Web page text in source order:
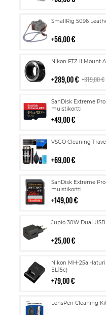
SmallRig 5096
56,00 €
Lisää
Nikon FTZ II Mount
289,00 € 319,00 €
Lisää
SanDisk Extreme
muistikortti
49,00 €
Lisää
ostoskoriin
VSGO Cleaning
69,00 €
Lisää
SanDisk Extreme
muistikortti
149,00 €
Lisää
ostoskoriin
Jupio 30W Dual
25,00 €
Lisää
Nikon MH-25a -laturi
EL15c)
79,00 €
Lisää
ostoskoriin
LensPen Cleaning
Lisää